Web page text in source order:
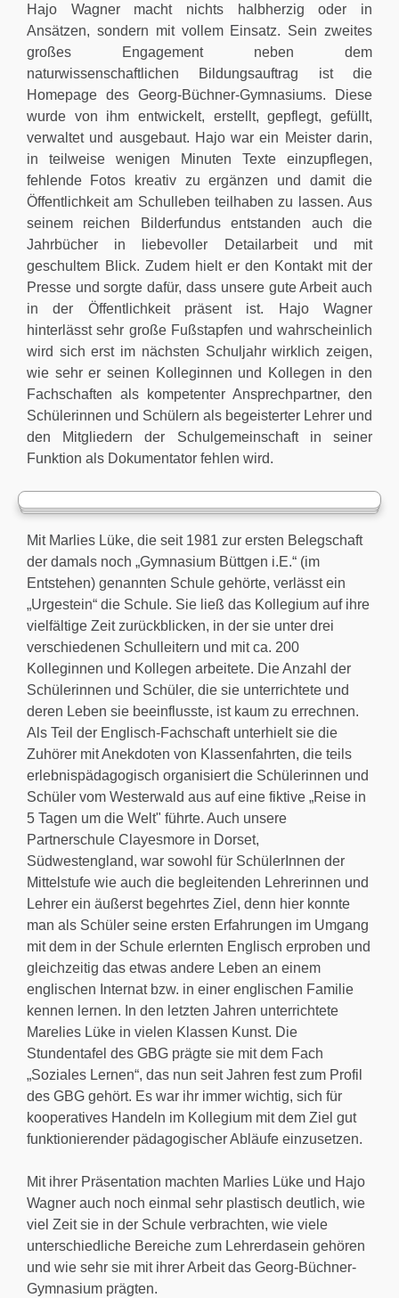
Hajo Wagner macht nichts halbherzig oder in
Ansätzen, sondern mit vollem Einsatz. Sein zweites
großes Engagement neben dem
naturwissenschaftlichen Bildungsauftrag ist die
Homepage des Georg-Büchner-Gymnasiums. Diese
wurde von ihm entwickelt, erstellt, gepflegt, gefüllt,
verwaltet und ausgebaut. Hajo war ein Meister darin,
in teilweise wenigen Minuten Texte einzupflegen,
fehlende Fotos kreativ zu ergänzen und damit die
Öffentlichkeit am Schulleben teilhaben zu lassen. Aus
seinem reichen Bilderfundus entstanden auch die
Jahrbücher in liebevoller Detailarbeit und mit
geschultem Blick. Zudem hielt er den Kontakt mit der
Presse und sorgte dafür, dass unsere gute Arbeit auch
in der Öffentlichkeit präsent ist. Hajo Wagner
hinterlässt sehr große Fußstapfen und wahrscheinlich
wird sich erst im nächsten Schuljahr wirklich zeigen,
wie sehr er seinen Kolleginnen und Kollegen in den
Fachschaften als kompetenter Ansprechpartner, den
Schülerinnen und Schülern als begeisterter Lehrer und
den Mitgliedern der Schulgemeinschaft in seiner
Funktion als Dokumentator fehlen wird.
Mit Marlies Lüke, die seit 1981 zur ersten Belegschaft
der damals noch „Gymnasium Büttgen i.E.“ (im
Entstehen) genannten Schule gehörte, verlässt ein
„Urgestein“ die Schule. Sie ließ das Kollegium auf ihre
vielfältige Zeit zurückblicken, in der sie unter drei
verschiedenen Schulleitern und mit ca. 200
Kolleginnen und Kollegen arbeitete. Die Anzahl der
Schülerinnen und Schüler, die sie unterrichtete und
deren Leben sie beeinflusste, ist kaum zu errechnen.
Als Teil der Englisch-Fachschaft unterhielt sie die
Zuhörer mit Anekdoten von Klassenfahrten, die teils
erlebnispädagogisch organisiert die Schülerinnen und
Schüler vom Westerwald aus auf eine fiktive „Reise in
5 Tagen um die Welt" führte. Auch unsere
Partnerschule Clayesmore in Dorset,
Südwestengland, war sowohl für SchülerInnen der
Mittelstufe wie auch die begleitenden Lehrerinnen und
Lehrer ein äußerst begehrtes Ziel, denn hier konnte
man als Schüler seine ersten Erfahrungen im Umgang
mit dem in der Schule erlernten Englisch erproben und
gleichzeitig das etwas andere Leben an einem
englischen Internat bzw. in einer englischen Familie
kennen lernen. In den letzten Jahren unterrichtete
Marelies Lüke in vielen Klassen Kunst. Die
Stundentafel des GBG prägte sie mit dem Fach
„Soziales Lernen“, das nun seit Jahren fest zum Profil
des GBG gehört. Es war ihr immer wichtig, sich für
kooperatives Handeln im Kollegium mit dem Ziel gut
funktionierender pädagogischer Abläufe einzusetzen.
Mit ihrer Präsentation machten Marlies Lüke und Hajo
Wagner auch noch einmal sehr plastisch deutlich, wie
viel Zeit sie in der Schule verbrachten, wie viele
unterschiedliche Bereiche zum Lehrerdasein gehören
und wie sehr sie mit ihrer Arbeit das Georg-Büchner-
Gymnasium prägten.